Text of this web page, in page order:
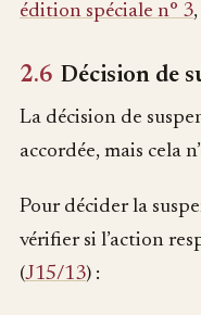
édition spéciale n° 3
2.6 Décision de
La décision de
accordée, mais cela
Pour décider la
vérifier si l’action
(J15/13) :